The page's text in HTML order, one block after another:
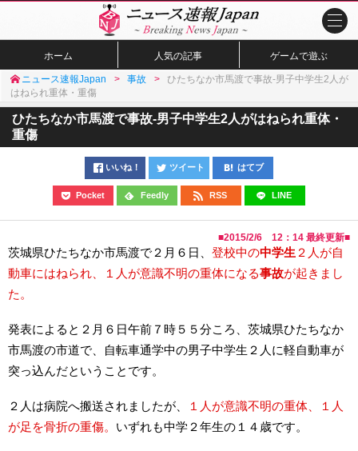
ホーム 人気の記事 ゲームで遊ぶ
ニュース速報Japan 事故
ひたちなか市馬渡で事故-男子中学生2人が
はねられ重体・重傷
ひたちなか市馬渡で事故-男子中学生2人がはねられ重体・
重傷
いいね！ ツイート はてブ
Pocket Feedly RSS LINE
■2015/2/6 12：14 最終更新■
茨城県ひたちなか市馬渡で２月６日、 登校中の中学生 ２人が自
動車にはねられ、１人が意識不明の重体になる事故が起きまし
た。
発表によると２月６日午前７時５５分ころ、茨城県ひたちなか
市馬渡の市道で、自転車通学中の男子中学生２人に軽自動車が
突っ込んだということです。
２人は病院へ搬送されましたが、
１人が意識不明の重体、１人
が足を骨折の重傷。 いずれも中学２年生の１４歳です。